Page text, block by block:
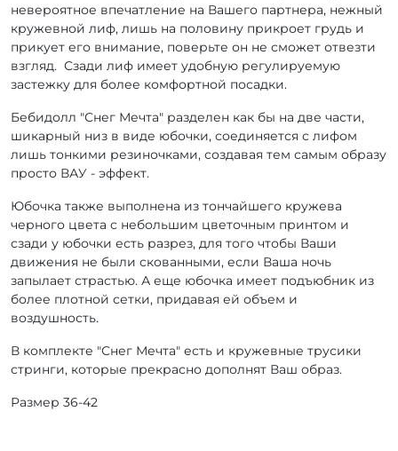
невероятное впечатление на Вашего партнера, нежный
кружевной лиф, лишь на половину прикроет грудь и
прикует его внимание, поверьте он не сможет отвезти
взгляд. Сзади лиф имеет удобную регулируемую
застежку для более комфортной посадки.
Бебидолл "Снег Мечта" разделен как бы на две части,
шикарный низ в виде юбочки, соединяется с лифом
лишь тонкими резиночками, создавая тем самым образу
просто ВАУ - эффект.
Юбочка также выполнена из тончайшего кружева
черного цвета с небольшим цветочным принтом и
сзади у юбочки есть разрез, для того чтобы Ваши
движения не были скованными, если Ваша ночь
запылает страстью. А еще юбочка имеет подъюбник из
более плотной сетки, придавая ей объем и
воздушность.
В комплекте "Снег Мечта" есть и кружевные трусики
стринги, которые прекрасно дополнят Ваш образ.
Размер 36-42